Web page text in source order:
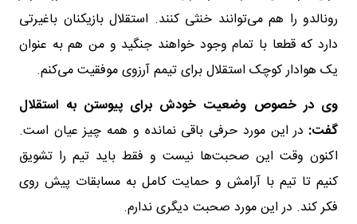
رونالدو را هم‌ می‌توانند خنثی کنند. استقلال بازیکنان باغیرتی
دارد که قطعا با تمام وجود خواهند جنگید و من هم به عنوان
یک هوادار کوچک استقلال برای تیمم آرزوی موفقیت می‌کنم.
وی در خصوص وضعیت خودش برای پیوستن به استقلال
گفت: در این مورد حرفی باقی نمانده و همه چیز عیان است.
اکنون وقت این صحبت‌ها نیست و فقط باید تیم را تشویق
کنیم تا تیم با آرامش و حمایت کامل به مسابقات پیش روی
فکر کند. در این مورد صحبت دیگری ندارم.